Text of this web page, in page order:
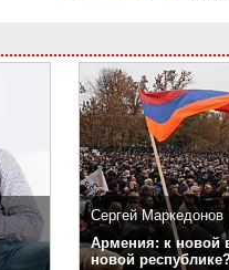
Сергей Маркедонов
Армения: к новой
новой